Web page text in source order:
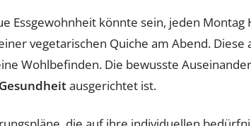
Essgewohnheit könnte sein, jeden
vegetarischen Quiche am Abend.
Wohlbefinden. Die bewusste
Gesundheitausgerichtet ist.